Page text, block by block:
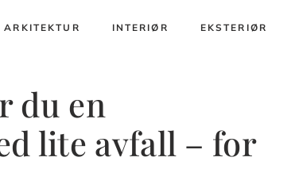
ARKITEKTUR INTERIØR EKSTERIØR
du en
lite avfall – for